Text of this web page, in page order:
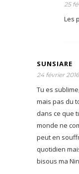
25
Les
SUNSIARE
24 février
Tu es
mais pas du
dans ce que
monde ne
peut en
quotidien
bisous ma